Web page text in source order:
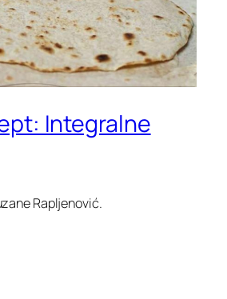
Integralne
Rapljenović.